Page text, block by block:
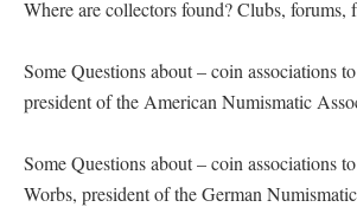
Where are collectors found? Clubs, forums,
Some Questions about – coin associations
president of the American Numismatic
Some Questions about – coin associations
Worbs, president of the German